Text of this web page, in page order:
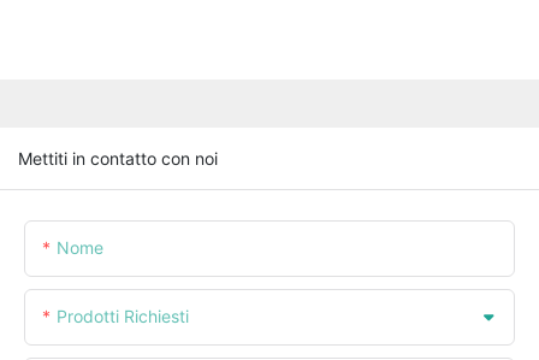
Mettiti in contatto con noi
Nome
Prodotti Richiesti